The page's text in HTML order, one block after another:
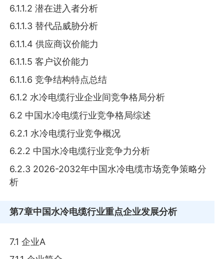
6.1.1.2 潜在进入者分析
6.1.1.3 替代品威胁分析
6.1.1.4 供应商议价能力
6.1.1.5 客户议价能力
6.1.1.6 竞争结构特点总结
6.1.2 水冷电缆行业企业间竞争格局分析
6.2 中国水冷电缆行业竞争格局综述
6.2.1 水冷电缆行业竞争概况
6.2.2 中国水冷电缆行业竞争力分析
6.2.3 2026-2032年中国水冷电缆市场竞争策略分
析
第7章中国水冷电缆行业重点企业发展分析
7.1 企业A